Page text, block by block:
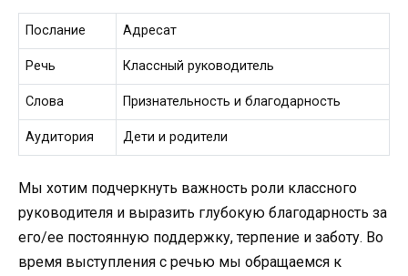
Послание Адресат
Речь Классный руководитель
Слова Признательность и благодарность
Аудитория Дети и родители
Мы хотим подчеркнуть важность роли классного
руководителя и выразить глубокую благодарность за
его/ее постоянную поддержку, терпение и заботу. Во
время выступления с речью мы обращаемся к